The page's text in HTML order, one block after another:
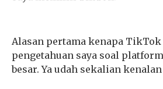
Alasan pertama kenapa
pengetahuan saya soal
besar. Ya udah sekalian